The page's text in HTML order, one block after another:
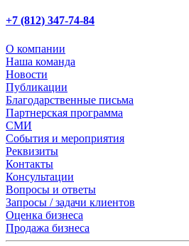
+7 (812) 347-74-84
О компании
Наша команда
Новости
Публикации
Благодарственные письма
Партнерская программа
СМИ
События и мероприятия
Реквизиты
Контакты
Консультации
Вопросы и ответы
Запросы / задачи клиентов
Оценка бизнеса
Продажа бизнеса